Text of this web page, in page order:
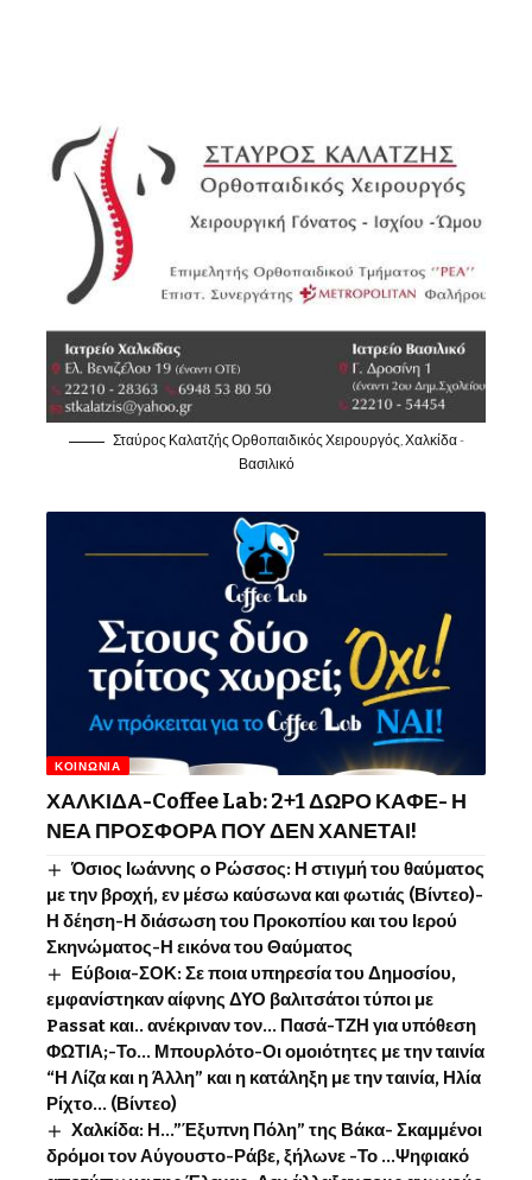
Σταύρος Καλατζής Ορθοπαιδικός Χειρουργός, Χαλκίδα -
Βασιλικό
ΚΟΙΝΩΝΊΑ
ΧΑΛΚΙΔΑ-Coffee Lab: 2+1 ΔΩΡΟ ΚΑΦΕ- Η
ΝΕΑ ΠΡΟΣΦΟΡΑ ΠΟΥ ΔΕΝ ΧΑΝΕΤΑΙ!
Όσιος Ιωάννης o Ρώσσος: Η στιγμή του θαύματος
με την βροχή, εν μέσω καύσωνα και φωτιάς (Βίντεο)-
Η δέηση-Η διάσωση του Προκοπίου και του Ιερού
Σκηνώματος-Η εικόνα του Θαύματος
Εύβοια-ΣΟΚ: Σε ποια υπηρεσία του Δημοσίου,
εμφανίστηκαν αίφνης ΔΥΟ βαλιτσάτοι τύποι με
Passat και.. ανέκριναν τον… Πασά-ΤΖΗ για υπόθεση
ΦΩΤΙΑ;-Το… Μπουρλότο-Οι ομοιότητες με την ταινία
“Η Λίζα και η Άλλη” και η κατάληξη με την ταινία, Ηλία
Ρίχτο… (Βίντεο)
Χαλκίδα: Η…”Έξυπνη Πόλη” της Βάκα- Σκαμμένοι
δρόμοι τον Αύγουστο-Ράβε, ξήλωνε -Το …Ψηφιακό